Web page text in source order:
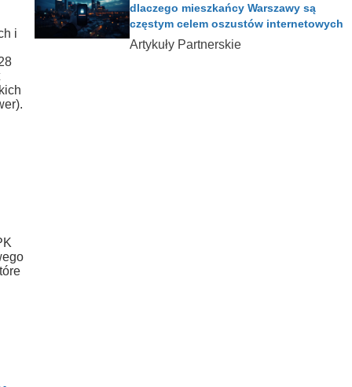
i
Artykuły Partnerskie
dlaczego mieszkańcy Warszawy są
częstym celem oszustów internetowych